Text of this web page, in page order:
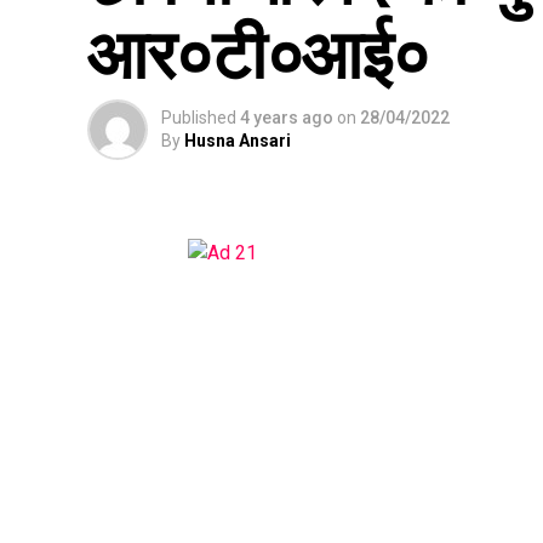
आर०टी०आई०
Published 4 years ago on 28/04/2022
By Husna Ansari